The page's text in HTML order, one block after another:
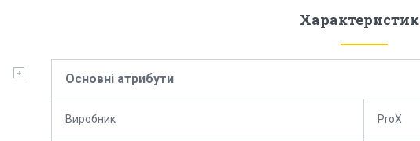
Основні атрибути
Виробник ProX